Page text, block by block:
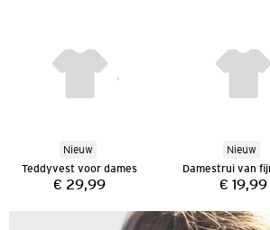
Nieuw
Teddyvest voor dames
Prijs:
€ 29,99
Nieuw
Prijs:
€ 19,99